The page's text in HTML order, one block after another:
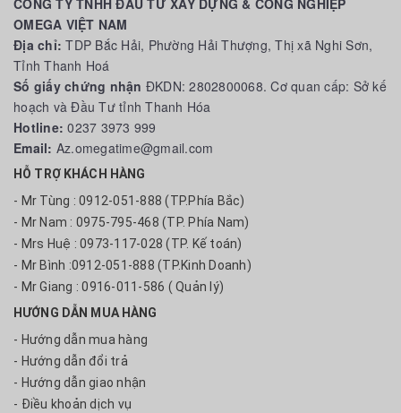
CÔNG TY TNHH ĐẦU TƯ XÂY DỰNG & CÔNG NGHIỆP
OMEGA VIỆT NAM
Địa chỉ:TDP Bắc Hải, Phường Hải Thượng, Thị xã Nghi Sơn,
Tỉnh Thanh Hoá
Số giấy chứng nhận ĐKDN: 2802800068. Cơ quan cấp: Sở kế
hoạch và Đầu Tư tỉnh Thanh Hóa
Hotline:0237 3973 999
Email: Az.omegatime@gmail.com
HỖ TRỢ KHÁCH HÀNG
- Mr Tùng : 0912-051-888 (TP.Phía Bắc)
- Mr Nam : 0975-795-468 (TP. Phía Nam)
- Mrs Huệ : 0973-117-028 (TP. Kế toán)
- Mr Bình :0912-051-888 (TP.Kinh Doanh)
- Mr Giang : 0916-011-586 ( Quản lý)
HƯỚNG DẪN MUA HÀNG
- Hướng dẫn mua hàng
- Hướng dẫn đổi trả
- Hướng dẫn giao nhận
- Điều khoản dịch vụ